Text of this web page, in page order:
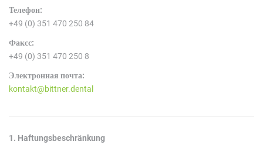
Телефон:
+49 (0) 351 470 250 84
Факсс:
+49 (0) 351 470 250 8
Электронная почта:
kontakt@bittner.dental
1. Haftungsbeschränkung